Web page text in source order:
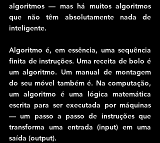
algoritmos — mas há muitos algoritmos
que não têm absolutamente nada de
inteligente.
Algoritmo é, em essência, uma sequência
finita de instruções. Uma receita de bolo é
um algoritmo. Um manual de montagem
do seu móvel também é. Na computação,
um algoritmo é uma lógica matemática
escrita para ser executada por máquinas
— um passo a passo de instruções que
transforma uma entrada (input) em uma
saída (output).